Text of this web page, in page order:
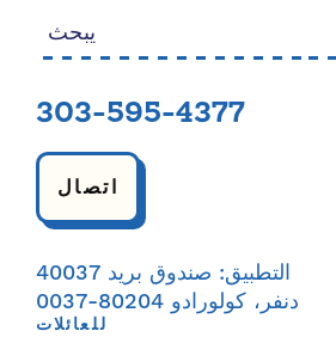
303-595-4377
اتصال
التطبيق: صندوق بريد 40037
دنفر، كولورادو 80204-0037
للعائلات